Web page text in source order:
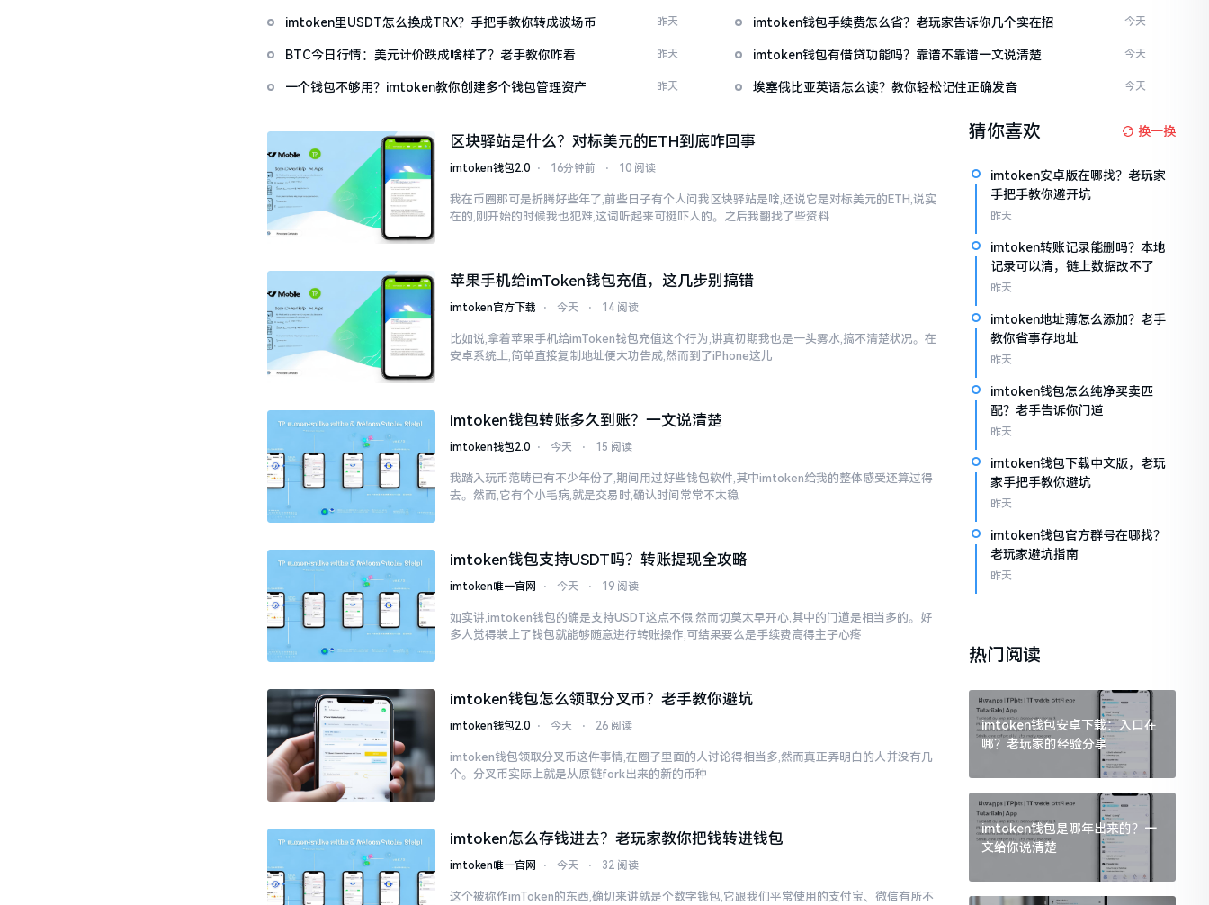
imtoken里USDT怎么换成TRX？手把手教你转成波场币 昨天
BTC今日行情：美元计价跌成啥样了？老手教你咋看 昨天
一个钱包不够用？imtoken教你创建多个钱包管理资产 昨天
imtoken钱包手续费怎么省？老玩家告诉你几个实在招 今天
imtoken钱包有借贷功能吗？靠谱不靠谱一文说清楚 今天
埃塞俄比亚英语怎么读？教你轻松记住正确发音 今天
区块驿站是什么？对标美元的ETH到底咋回事
imtoken钱包2.0 ⋅ 16分钟前 ⋅ 10 阅读
我在币圈那可是折腾好些年了,前些日子有个人问我区块驿站是啥,还说它是对标美元的ETH,说实
在的,刚开始的时候我也犯难,这词听起来可挺吓人的。之后我翻找了些资料
苹果手机给imToken钱包充值，这几步别搞错
imtoken官方下载 ⋅ 今天 ⋅ 14 阅读
比如说,拿着苹果手机给imToken钱包充值这个行为,讲真初期我也是一头雾水,搞不清楚状况。在
安卓系统上,简单直接复制地址便大功告成,然而到了iPhone这儿
imtoken钱包转账多久到账？一文说清楚
imtoken钱包2.0 ⋅ 今天 ⋅ 15 阅读
我踏入玩币范畴已有不少年份了,期间用过好些钱包软件,其中imtoken给我的整体感受还算过得
去。然而,它有个小毛病,就是交易时,确认时间常常不太稳
imtoken钱包支持USDT吗？转账提现全攻略
imtoken唯一官网 ⋅ 今天 ⋅ 19 阅读
如实讲,imtoken钱包的确是支持USDT这点不假,然而切莫太早开心,其中的门道是相当多的。好
多人觉得装上了钱包就能够随意进行转账操作,可结果要么是手续费高得主子心疼
imtoken钱包怎么领取分叉币？老手教你避坑
imtoken钱包2.0 ⋅ 今天 ⋅ 26 阅读
imtoken钱包领取分叉币这件事情,在圈子里面的人讨论得相当多,然而真正弄明白的人并没有几
个。分叉币实际上就是从原链fork出来的新的币种
imtoken怎么存钱进去？老玩家教你把钱转进钱包
imtoken唯一官网 ⋅ 今天 ⋅ 32 阅读
这个被称作imToken的东西,确切来讲就是个数字钱包,它跟我们平常使用的支付宝、微信有所不
猜你喜欢 换一换
imtoken安卓版在哪找？老玩家
手把手教你避开坑
昨天
imtoken转账记录能删吗？本地
记录可以清，链上数据改不了
昨天
imtoken地址薄怎么添加？老手
教你省事存地址
昨天
imtoken钱包怎么纯净买卖匹
配？老手告诉你门道
昨天
imtoken钱包下载中文版，老玩
家手把手教你避坑
昨天
imtoken钱包官方群号在哪找？
老玩家避坑指南
昨天
热门阅读
imtoken钱包安卓下载：入口在
哪？老玩家的经验分享
imtoken钱包是哪年出来的？一
文给你说清楚